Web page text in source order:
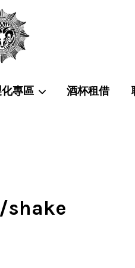
專區 酒杯租借
shake